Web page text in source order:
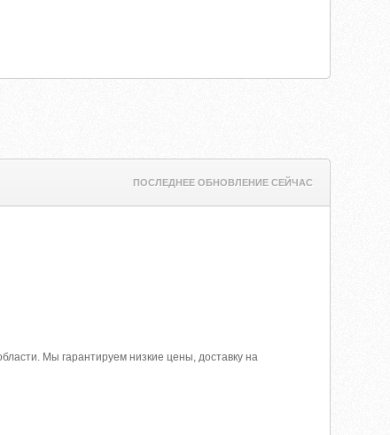
ПОСЛЕДНЕЕ ОБНОВЛЕНИЕ СЕЙЧАС
Мы гарантируем низкие цены, доставку на